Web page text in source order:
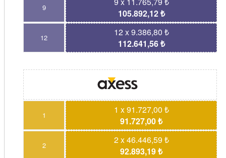
9
105.892,12 ₺
12
12 x 9.386,80 ₺
112.641,56 ₺
1
1 x 91.727,00 ₺
91.727,00 ₺
2
2 x 46.446,59 ₺
92.893,19 ₺